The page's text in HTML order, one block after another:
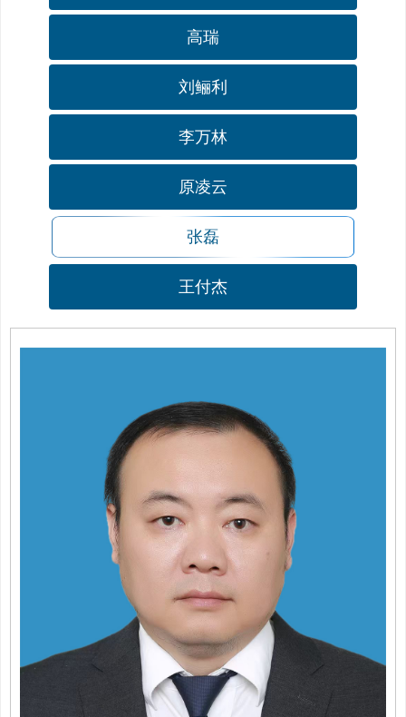
高瑞
刘鲡利
李万林
原凌云
张磊
王付杰